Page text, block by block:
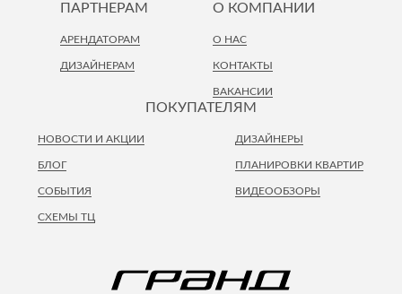
ПОКУПАТЕЛЯМ
НОВОСТИ И АКЦИИ
ПЛАНИРОВКИ КВАРТИР
ВИДЕООБЗОРЫ
БЛОГ
СОБЫТИЯ
СХЕМЫ ТЦ
ДИЗАЙНЕРЫ
ПАРТНЕРАМ
АРЕНДАТОРАМ
ДИЗАЙНЕРАМ
О КОМПАНИИ
О НАС
КОНТАКТЫ
ВАКАНСИИ